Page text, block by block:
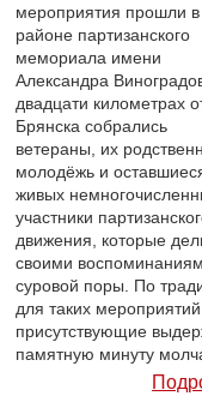
мероприятия прошли в
районе партизанского
мемориала имени
Александра
двадцати километрах
Брянска собрались
ветераны, их
молодёжь и
живых
участники
движения, которые
своими
суровой поры. По
для таких мероприятий
присутствующие
памятную минуту